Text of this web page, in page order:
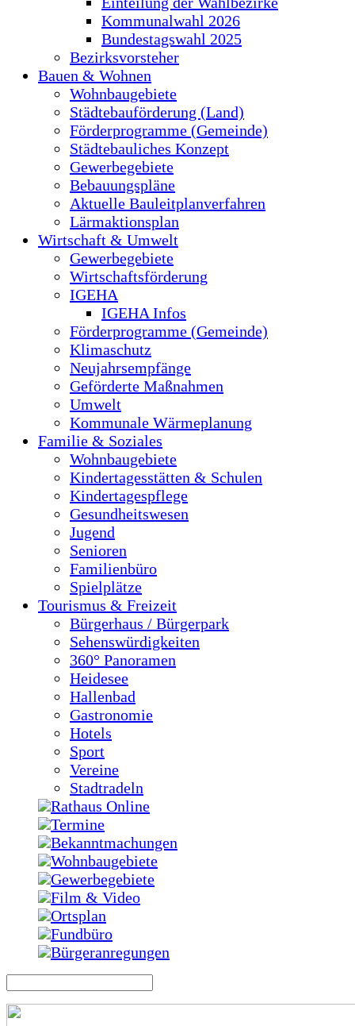
Kommunalwahl 2026
Bundestagswahl 2025
Bezirksvorsteher
Bauen & Wohnen
Wohnbaugebiete
Städtebauförderung (Land)
Förderprogramme (Gemeinde)
Städtebauliches Konzept
Gewerbegebiete
Bebauungspläne
Aktuelle Bauleitplanverfahren
Lärmaktionsplan
Wirtschaft & Umwelt
Gewerbegebiete
Wirtschaftsförderung
IGEHA
IGEHA Infos
Förderprogramme (Gemeinde)
Klimaschutz
Neujahrsempfänge
Geförderte Maßnahmen
Umwelt
Kommunale Wärmeplanung
Familie & Soziales
Wohnbaugebiete
Kindertagesstätten & Schulen
Kindertagespflege
Gesundheitswesen
Jugend
Senioren
Familienbüro
Spielplätze
Tourismus & Freizeit
Bürgerhaus / Bürgerpark
Sehenswürdigkeiten
360° Panoramen
Heidesee
Hallenbad
Gastronomie
Hotels
Sport
Vereine
Stadtradeln
Rathaus Online
Termine
Bekanntmachungen
Wohnbaugebiete
Gewerbegebiete
Film & Video
Ortsplan
Fundbüro
Bürgeranregungen